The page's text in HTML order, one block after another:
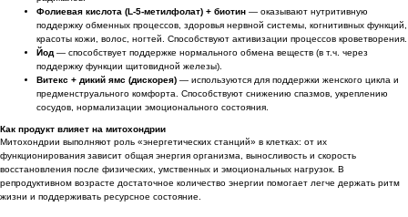
Фолиевая кислота (L-5-метилфолат) + биотин — оказывают нутритивную
поддержку обменных процессов, здоровья нервной системы, когнитивных функций,
красоты кожи, волос, ногтей. Способствуют активизации процессов кроветворения.
Йод — способствует поддержке нормального обмена веществ (в т.ч. через
поддержку функции щитовидной железы).
Витекс + дикий ямс (дискорея) — используются для поддержки женского цикла и
предменструального комфорта. Способствуют снижению спазмов, укреплению
сосудов, нормализации эмоционального состояния.
Как продукт влияет на митохондрии
Митохондрии выполняют роль «энергетических станций» в клетках: от их
функционирования зависит общая энергия организма, выносливость и скорость
восстановления после физических, умственных и эмоциональных нагрузок. В
репродуктивном возрасте достаточное количество энергии помогает легче держать ритм
жизни и поддерживать ресурсное состояние.